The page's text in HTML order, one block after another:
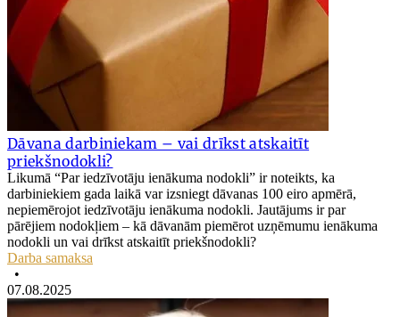
Dāvana darbiniekam – vai drīkst atskaitīt
priekšnodokli?
Likumā “Par iedzīvotāju ienākuma nodokli” ir noteikts, ka
darbiniekiem gada laikā var izsniegt dāvanas 100 eiro apmērā,
nepiemērojot iedzīvotāju ienākuma nodokli. Jautājums ir par
pārējiem nodokļiem – kā dāvanām piemērot uzņēmumu ienākuma
nodokli un vai drīkst atskaitīt priekšnodokli?
Darba samaksa
•
07.08.2025